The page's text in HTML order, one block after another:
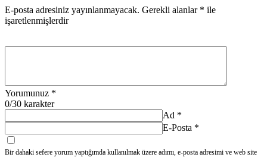
E-posta adresiniz yayınlanmayacak. Gerekli alanlar * ile
işaretlenmişlerdir
Yorumunuz *
0/30 karakter
Ad *
E-Posta *
Bir dahaki sefere yorum yaptığımda kullanılmak üzere adımı, e-posta adresimi ve web site